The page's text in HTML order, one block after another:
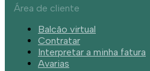
Área de cliente
Balcão virtual
Contratar
Interpretar a minha fatura
Avarias